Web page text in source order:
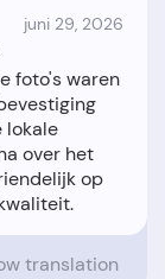
juni 29, 2026
foto's waren
lokale
over het
op
translation